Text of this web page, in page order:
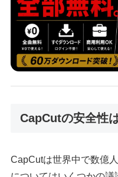
CapCutの安全性
CapCutは世界中で数億